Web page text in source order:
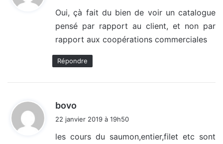
:
Oui, çà fait du bien de voir un catalogue
pensé par rapport au client, et non par
rapport aux coopérations commerciales
Répondre
bovo
22 janvier 2019 à 19h50
les cours du saumon,entier,filet etc sont